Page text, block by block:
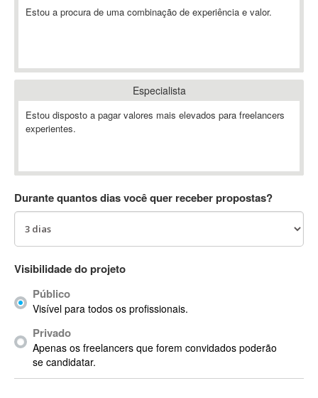
Ableton Live
Abstract Window Toolkit (AWT)
AC Drives
AC3
ACID Pro
ACPI
ACT
Actian
Actimize
ActionScript
ActionScript 3
Estou a procura de uma combinação de experiência e valor.
Especialista
Estou disposto a pagar valores mais elevados para freelancers
experientes.
Durante quantos dias você quer receber propostas?
Visibilidade do projeto
Público
Visível para todos os profissionais.
Privado
Apenas os freelancers que forem convidados poderão
se candidatar.